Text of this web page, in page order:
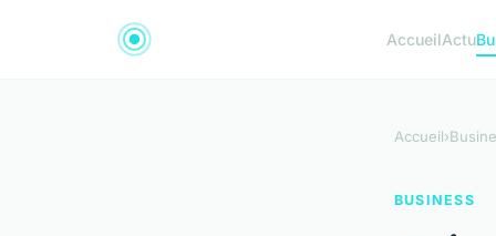
AccueilActu
Accueil›
BUSINESS